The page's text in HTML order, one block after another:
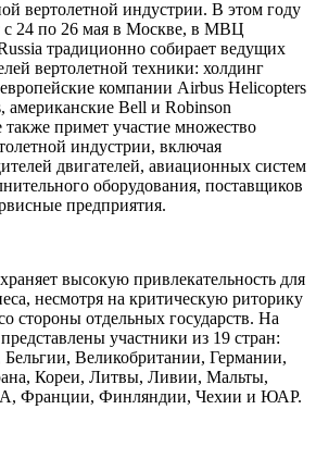
вертолетной индустрии. В этом году
с 24 по 26 мая в Москве, в МВЦ
традиционно собирает ведущих
вертолетной техники: холдинг
компании Airbus Helicopters
американские Bell и Robinson
примет участие множество
индустрии, включая
двигателей, авиационных систем
оборудования, поставщиков
предприятия.
высокую привлекательность для
несмотря на критическую риторику
стороны отдельных государств. На
участники из 19 стран:
Бельгии, Великобритании, Германии,
Кореи, Литвы, Ливии, Мальты,
Франции, Финляндии, Чехии и ЮАР.